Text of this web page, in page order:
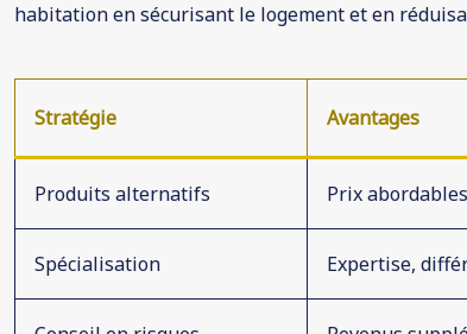
habitation en sécurisant le logement et en
Stratégie Avantages
Produits alternatifs Prix
Spécialisation Expertise,